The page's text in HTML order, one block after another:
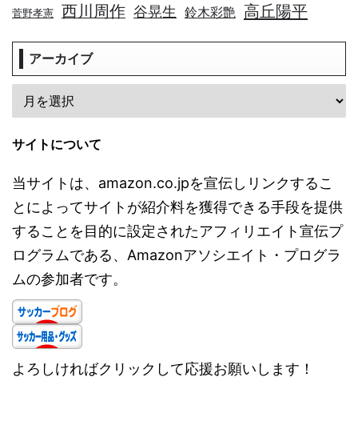
菅野孝憲 西川周作 谷晃生 鈴木彩艶 高丘陽平
アーカイブ
サイトについて
当サイトは、amazon.co.jpを宣伝しリンクするこ
とによってサイトが紹介料を獲得できる手段を提供
することを目的に設定されたアフィリエイト宣伝プ
ログラムである、Amazonアソシエイト・プログラ
ムの参加者です。
よろしければクリックして応援お願いします！